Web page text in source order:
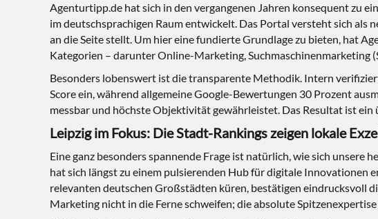
Agenturtipp.de hat sich in den vergangenen Jahren konsequent zu
im deutschsprachigen Raum entwickelt. Das Portal versteht sich
an die Seite stellt. Um hier eine fundierte Grundlage zu bieten, hat
Kategorien – darunter Online-Marketing, Suchmaschinenmarketing
Besonders lobenswert ist die transparente Methodik. Intern
Score ein, während allgemeine Google-Bewertungen 30 Prozent
messbar und höchste Objektivität gewährleistet. Das Resultat ist
Leipzig im Fokus: Die Stadt-Rankings zeigen lokale
Eine ganz besonders spannende Frage ist natürlich, wie sich
hat sich längst zu einem pulsierenden Hub für digitale Innovationen
relevanten deutschen Großstädten küren, bestätigen eindrucksvoll
Marketing nicht in die Ferne schweifen; die absolute